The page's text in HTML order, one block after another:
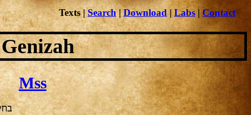
Mss
Texts|Search|Download|Labs | Contact